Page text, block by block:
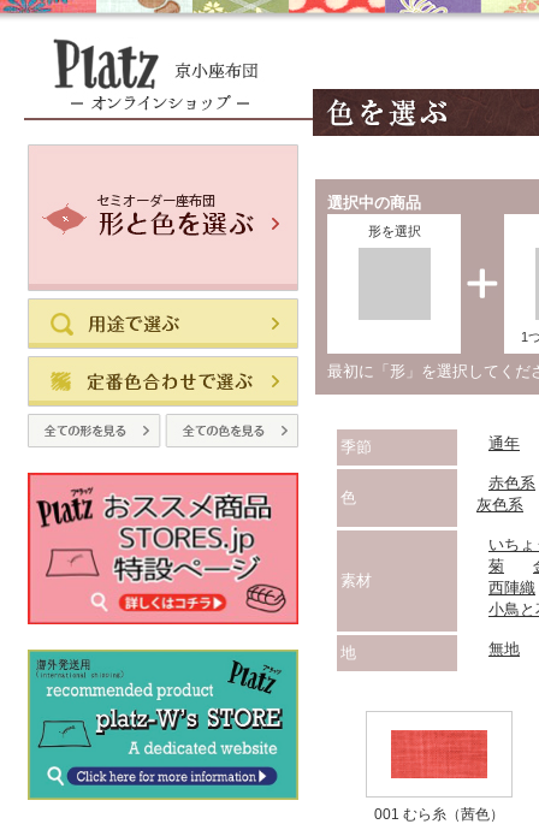
選択中の商品
形を選択
1
最初に「形」を選択して
季節 通年
色
赤色系
灰色系
素材
いちょ
菊
西陣織
小鳥と
地 無地
001 むら糸（茜色）